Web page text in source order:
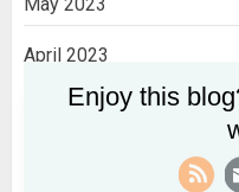
April 2023
March 2023
Enjoy this